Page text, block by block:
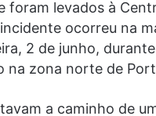
foram levados à
ocorreu na
2 de junho,
na zona norte de
a caminho de